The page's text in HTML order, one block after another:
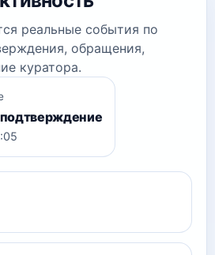
реальные события по
обращения,
куратора.